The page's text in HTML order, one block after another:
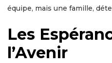
équipe, mais une famille,
Les
l’Avenir